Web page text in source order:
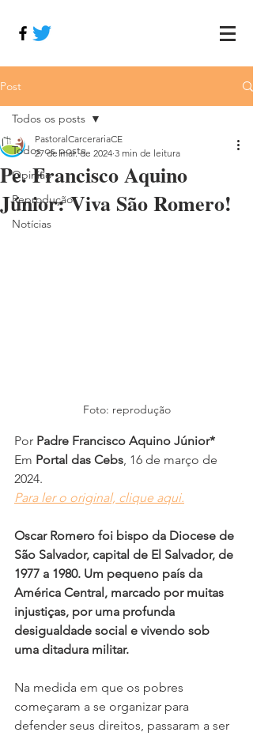
Post
Todos os posts
Opinião
Reprodução
Notícias
Todos os posts
Pe. Francisco Aquino
Júnior: Viva São Romero!
PastoralCarcerariaCE
27 de mar. de 2024 3 min de leitura
Foto: reprodução
Por Padre Francisco Aquino Júnior*
Em Portal das Cebs, 16 de março de
2024.
Para ler o original, clique aqui.
Oscar Romero foi bispo da Diocese de
São Salvador, capital de El Salvador, de
1977 a 1980. Um pequeno país da
América Central, marcado por muitas
injustiças, por uma profunda
desigualdade social e vivendo sob
uma ditadura militar.
Na medida em que os pobres
começaram a se organizar para
defender seus direitos, passaram a ser